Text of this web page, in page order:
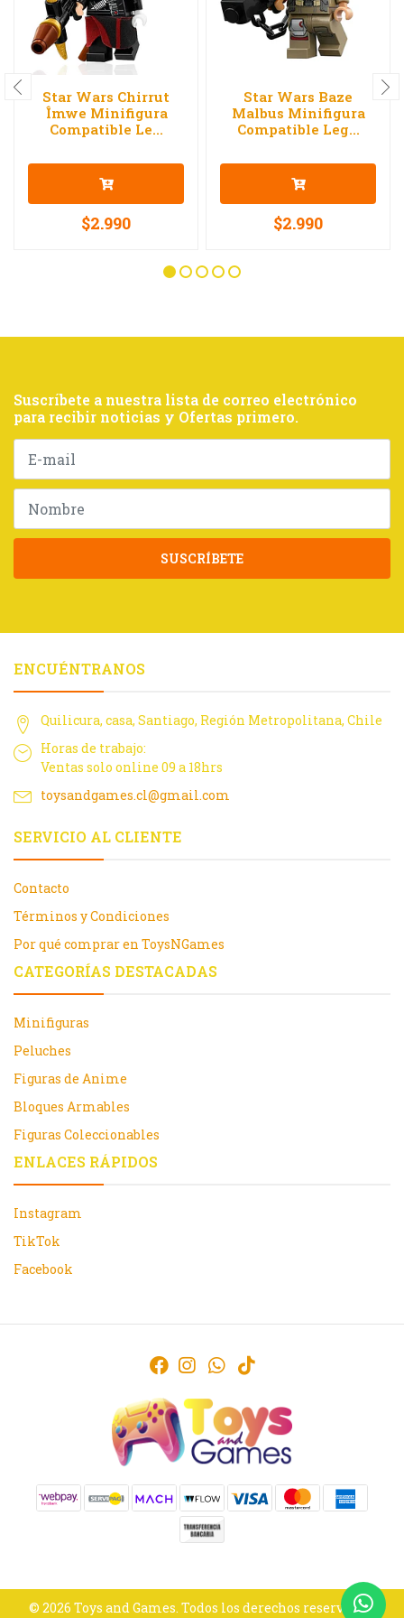
Star Wars Chirrut
Îmwe Minifigura
Compatible Le...
$2.990
Star Wars Baze
Malbus Minifigura
Compatible Leg...
$2.990
Suscríbete a nuestra lista de correo electrónico
para recibir noticias y Ofertas primero.
SUSCRÍBETE
ENCUÉNTRANOS
Quilicura, casa, Santiago, Región Metropolitana, Chile
Horas de trabajo:
Ventas solo online 09 a 18hrs
toysandgames.cl@gmail.com
SERVICIO AL CLIENTE
Contacto
Términos y Condiciones
Por qué comprar en ToysNGames
CATEGORÍAS DESTACADAS
Minifiguras
Peluches
Figuras de Anime
Bloques Armables
Figuras Coleccionables
ENLACES RÁPIDOS
Instagram
TikTok
Facebook
© 2026 Toys and Games. Todos los derechos reservados.